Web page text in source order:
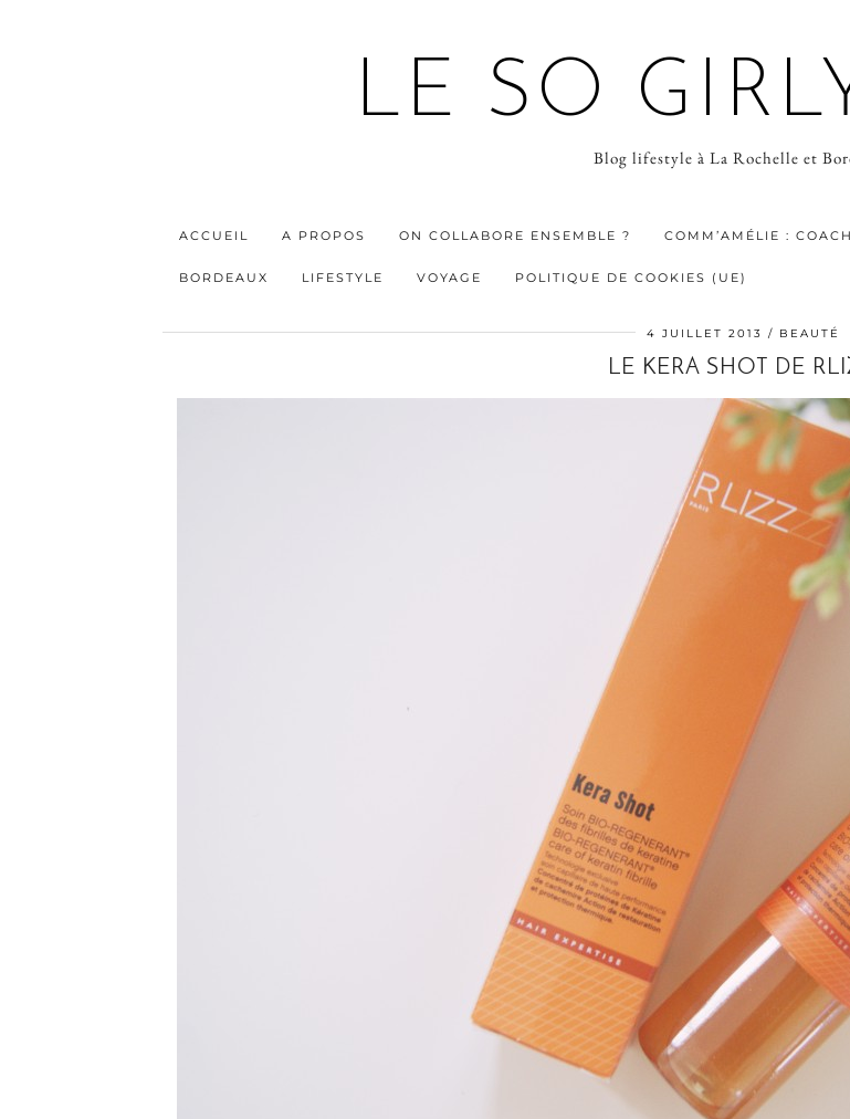
LE SO
Blog lifestyle à La Rochelle et
ACCUEIL A PROPOS ON COLLABORE ENSEMBLE ? COMM’AMÉLIE :
BORDEAUX LIFESTYLE VOYAGE POLITIQUE DE COOKIES (UE)
4 JUILLET 2013 BEAUTÉ
LE KERA SHOT DE